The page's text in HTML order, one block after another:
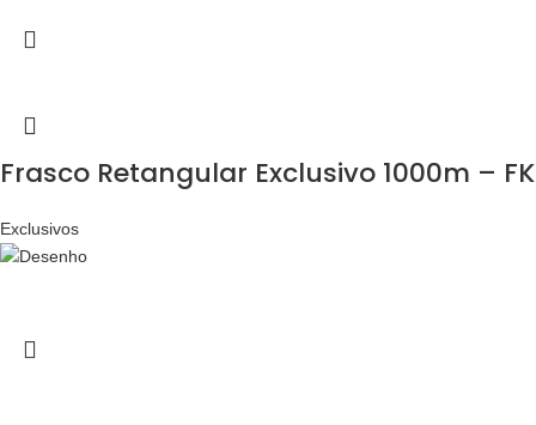
Frasco Retangular Exclusivo 1000m –
Exclusivos